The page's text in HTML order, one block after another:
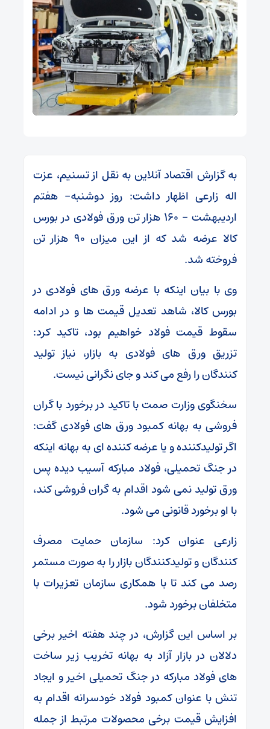
به گزارش اقتصاد آنلاین به نقل از تسنیم، عزت
اله زارعی اظهار داشت: روز دوشنبه- هفتم
اردیبهشت – ۱۶۰ هزار تن ورق فولادی در بورس
کالا عرضه شد که از این میزان ۹۰ هزار تن
فروخته شد.
وی با بیان اینکه با عرضه ورق های فولادی در
بورس کالا، شاهد تعدیل قیمت ها و در ادامه
سقوط قیمت فولاد خواهیم بود، تاکید کرد:
تزریق ورق های فولادی به بازار، نیاز تولید
کنندگان را رفع می کند و جای نگرانی نیست.
سخنگوی وزارت صمت با تاکید در برخورد با گران
فروشی به بهانه کمبود ورق های فولادی گفت:
اگر تولیدکننده و یا عرضه کننده ای به بهانه اینکه
در جنگ تحمیلی، فولاد مبارکه آسیب دیده پس
ورق تولید نمی شود اقدام به گران فروشی کند،
با او برخورد قانونی می شود.
زارعی عنوان کرد: سازمان حمایت مصرف
کنندگان و تولیدکنندگان بازار را به صورت مستمر
رصد می کند تا با همکاری سازمان تعزیرات با
متخلفان برخورد شود.
بر اساس این گزارش، در چند هفته اخیر برخی
دلالان در بازار آزاد به بهانه تخریب زیر ساخت
های فولاد مبارکه در جنگ تحمیلی اخیر و ایجاد
تنش با عنوان کمبود فولاد خودسرانه اقدام به
افزایش قیمت برخی محصولات مرتبط از جمله